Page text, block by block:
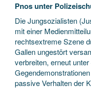
Pnos unter
Die Jungsozialisten
mit einer
rechtsextreme Szene
Gallen ungestört
verbreiten, erneut
passive Verhalten der